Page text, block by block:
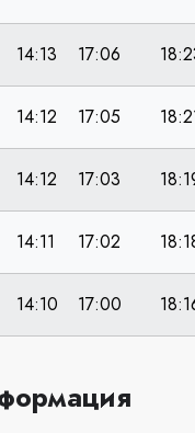
14:13 17:06
14:12 17:05
14:12 17:03
14:11 17:02
14:10 17:00